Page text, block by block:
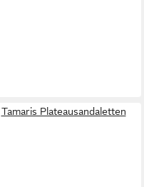
Tamaris Plateausandaletten